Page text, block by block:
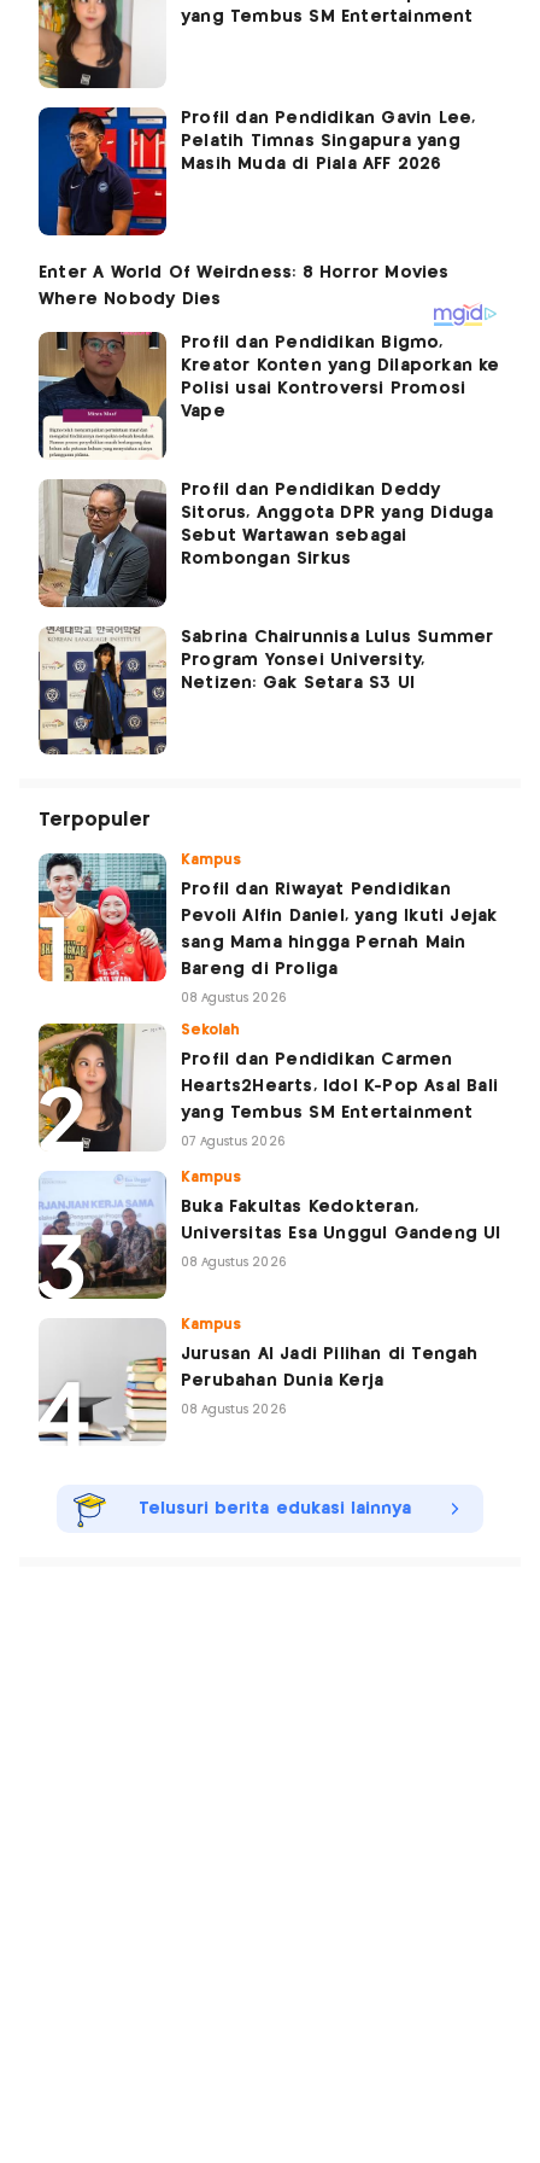
yang Tembus SM Entertainment
Profil dan Pendidikan Gavin Lee,
Pelatih Timnas Singapura yang
Masih Muda di Piala AFF 2026
Profil dan Pendidikan Bigmo,
Kreator Konten yang Dilaporkan ke
Polisi usai Kontroversi Promosi
Vape
Profil dan Pendidikan Deddy
Sitorus, Anggota DPR yang Diduga
Sebut Wartawan sebagai
Rombongan Sirkus
Sabrina Chairunnisa Lulus Summer
Program Yonsei University,
Netizen: Gak Setara S3 UI
Terpopuler
Kampus
Profil dan Riwayat Pendidikan
Pevoli Alfin Daniel, yang Ikuti Jejak
sang Mama hingga Pernah Main
Bareng di Proliga
08 Agustus 2026
Sekolah
Profil dan Pendidikan Carmen
Hearts2Hearts, Idol K-Pop Asal Bali
yang Tembus SM Entertainment
07 Agustus 2026
Kampus
Buka Fakultas Kedokteran,
Universitas Esa Unggul Gandeng UI
08 Agustus 2026
Kampus
Jurusan AI Jadi Pilihan di Tengah
Perubahan Dunia Kerja
08 Agustus 2026
Telusuri berita edukasi lainnya